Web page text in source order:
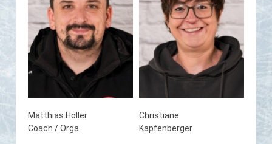
Matthias Holler
Coach / Orga.
Christiane
Kapfenberger